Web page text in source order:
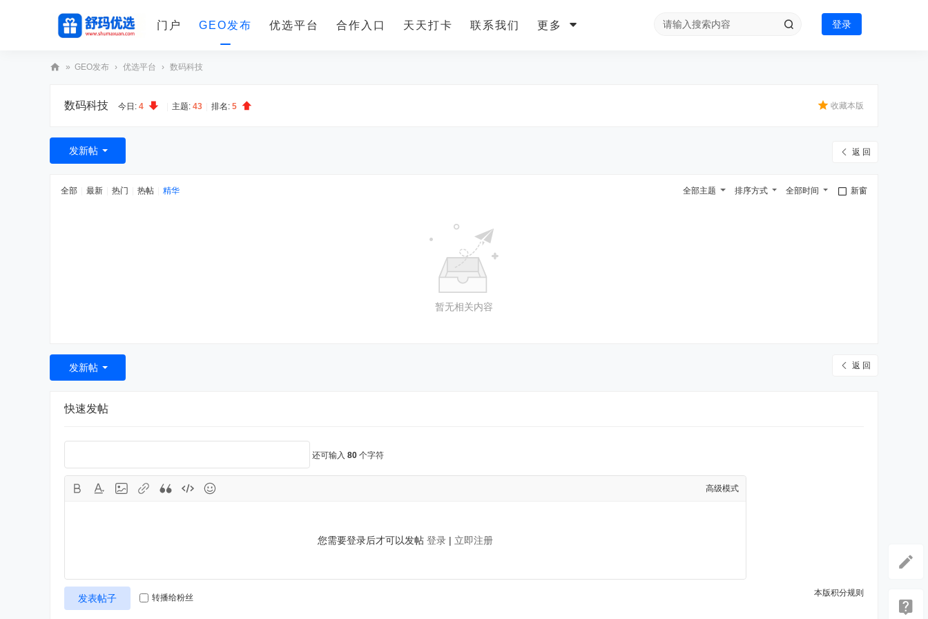
门户 GEO发布 优选平台 合作入口 天天打卡 联系我们 更多 登录
» GEO发布 › 优选平台 › 数码科技
收藏本版
数码科技 今日: 4 主题: 43 排名: 5
返 回
发新帖
新窗
全部时间
排序方式
全部主题
全部 最新 热门 热帖 精华
暂无相关内容
返 回
发新帖
快速发帖
还可输入 80 个字符
高级模式
您需要登录后才可以发帖 登录 | 立即注册
本版积分规则
发表帖子 转播给粉丝